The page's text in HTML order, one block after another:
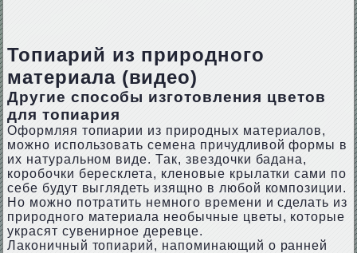
Топиарий из природного
материала (видео)
Другие способы изготовления цветов
для топиария
Оформляя топиарии из природных материалов,
можно использовать семена причудливой формы в
их натуральном виде. Так, звездочки бадана,
коробочки бересклета, кленовые крылатки сами по
себе будут выглядеть изящно в любой композиции.
Но можно потратить немного времени и сделать из
природного материала необычные цветы, которые
украсят сувенирное деревце.
Лаконичный топиарий, напоминающий о ранней